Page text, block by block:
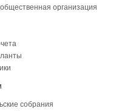
организация
собрания